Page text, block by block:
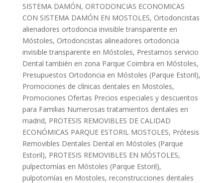
SISTEMA DAMÓN, ORTODONCIAS ECONOMICAS
CON SISTEMA DAMÓN EN MOSTOLES, Ortodoncistas
alienadores ortodoncia invisible transparente en
Móstoles, Ortodoncistas alineadores ortodoncia
invisible transparente en Móstoles, Prestamos servicio
Dental también en zona Parque Coimbra en Móstoles,
Presupuestos Ortodoncia en Móstoles (Parque Estoril),
Promociones de clínicas dentales en Mostoles,
Promociones Ofertas Precios especiales y descuentos
para Familias Numerosas tratamientos dentales en
madrid, PROTESIS REMOVIBLES DE CALIDAD
ECONÓMICAS PARQUE ESTORIL MOSTOLES, Prótesis
Removibles Dentales Dental en Móstoles (Parque
Estoril), PROTESIS REMOVIBLES EN MÓSTOLES,
pulpectomías en Móstoles (Parque Estoril),
pulpotomías en Mostoles, reconstrucciones dentales